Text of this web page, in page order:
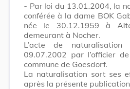
- Par loi du 13.01.2004, la
conférée à la dame BOK
née le 30.12.1959 à
demeurant à Nocher.
L’acte de
09.07.2002 par l’officier
commune de Goesdorf.
La naturalisation sort ses
après la présente